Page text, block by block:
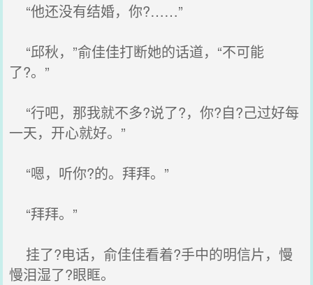
“他还没有结婚，你?……”
“邱秋，”俞佳佳打断她的话道，“不可能
了?。”
“行吧，那我就不多?说了?，你?自?己过好每
一天，开心就好。”
“嗯，听你?的。拜拜。”
“拜拜。”
挂了?电话，俞佳佳看着?手中的明信片，慢
慢泪湿了?眼眶。